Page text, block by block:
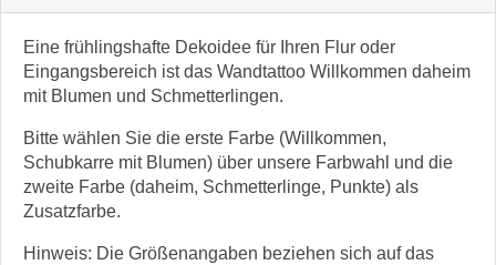
Eine frühlingshafte Dekoidee für Ihren Flur oder
Eingangsbereich ist das Wandtattoo Willkommen daheim
mit Blumen und Schmetterlingen.
Bitte wählen Sie die erste Farbe (Willkommen,
Schubkarre mit Blumen) über unsere Farbwahl und die
zweite Farbe (daheim, Schmetterlinge, Punkte) als
Zusatzfarbe.
Hinweis: Die Größenangaben beziehen sich auf das